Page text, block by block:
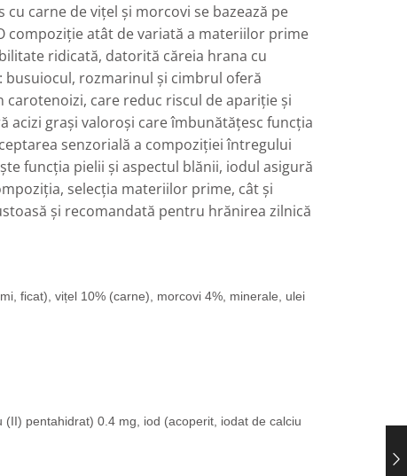
carne de vițel și morcovi se bazează pe
compoziție atât de variată a materiilor prime
ridicată, datorită căreia hrana cu
busuiocul, rozmarinul și cimbrul oferă
care reduc riscul de apariție și
acizi grași valoroși care îmbunătățesc funcția
senzorială a compoziției întregului
funcția pielii și aspectul blănii, iodul asigură
selecția materiilor prime, cât și
și recomandată pentru hrănirea zilnică
ficat), vițel 10% (carne), morcovi 4%, minerale, ulei
pentahidrat) 0.4 mg, iod (acoperit, iodat de calciu